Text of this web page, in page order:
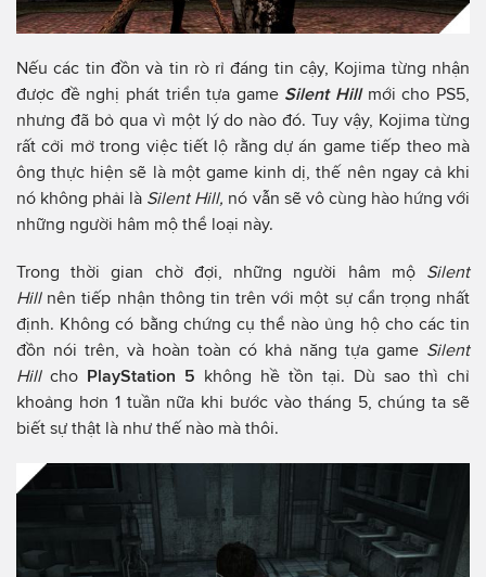
Nếu các tin đồn và tin rò rỉ đáng tin cậy, Kojima từng nhận
được đề nghị phát triển tựa game Silent Hill mới cho PS5,
nhưng đã bỏ qua vì một lý do nào đó. Tuy vậy, Kojima từng
rất cởi mở trong việc tiết lộ rằng dự án game tiếp theo mà
ông thực hiện sẽ là một game kinh dị, thế nên ngay cả khi
nó không phải là Silent Hill, nó vẫn sẽ vô cùng hào hứng với
những người hâm mộ thể loại này.
Trong thời gian chờ đợi, những người hâm mộ Silent
Hill nên tiếp nhận thông tin trên với một sự cẩn trọng nhất
định. Không có bằng chứng cụ thể nào ủng hộ cho các tin
đồn nói trên, và hoàn toàn có khả năng tựa game Silent
Hill cho PlayStation 5 không hề tồn tại. Dù sao thì chỉ
khoảng hơn 1 tuần nữa khi bước vào tháng 5, chúng ta sẽ
biết sự thật là như thế nào mà thôi.